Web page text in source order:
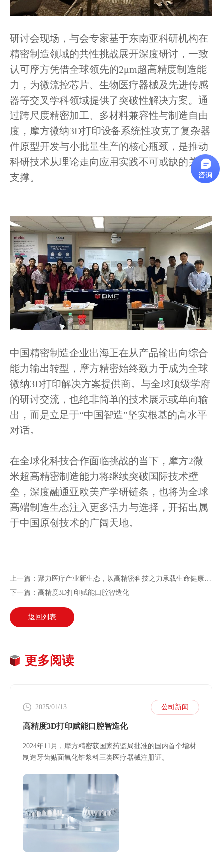
研讨会现场，与会专家基于东南亚科研机构在
精密制造领域的共性挑战展开深度研讨，一致
认可摩方凭借全球领先的2μm超高精度制造能
力，为微流控芯片、生物医疗器械及先进传感
器等交叉学科领域提供了突破性解决方案。通
过跨尺度精密加工、多材料兼容性与制造自由
度，摩方微纳3D打印设备系统性攻克了复杂器
件原型开发与小批量生产的核心瓶颈，是推动
科研技术从理论走向应用实践不可或缺的关键
支撑。
中国精密制造企业出海正在从产品输出向综合
能力输出转型，摩方精密始终致力于成为全球
微纳3D打印解决方案提供商。与全球顶级学府
的研讨交流，也绝非简单的技术展示或单向输
出，而是立足于“中国智造”坚实根基的高水平
对话。
在全球化科技合作面临挑战的当下，摩方2微
米超高精密制造能力将继续突破国际技术壁
垒，深度融通亚欧美产学研链条，也将为全球
高端制造生态注入更多活力与选择，开拓出属
于中国原创技术的广阔天地。
上一篇：聚力医疗产业新生态，以高精密科技之力承载生命健康之重
下一篇：高精度3D打印赋能口腔智造化
返回列表
更多阅读
2025/01/13 公司新闻
高精度3D打印赋能口腔智造化
2024年11月，摩方精密获国家药监局批准的国内首个增材
制造牙齿贴面氧化锆浆料三类医疗器械注册证。